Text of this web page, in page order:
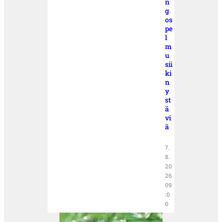
g
os
pe
l
m
u
sii
ki
n
y
st
ä
vi
ä
7.
8.
20
26
09
:0
0